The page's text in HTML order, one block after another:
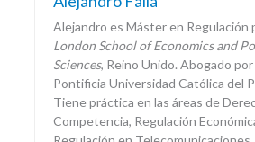
Alejandro es Máster en Regulación
London School of Economics and
Sciences, Reino Unido. Abogado por
Pontificia Universidad Católica del
Tiene práctica en las áreas de
Competencia, Regulación